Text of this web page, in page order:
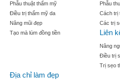
Phẫu thuật thẩm mỹ
Điều trị thẩm mỹ da
Nâng mũi đẹp
Tạo mà lúm đồng tiền
Phẫu
Cách trị
Các trị
Liên
Nâng
Điều trị
Trị sẹo
Địa chỉ làm đẹp